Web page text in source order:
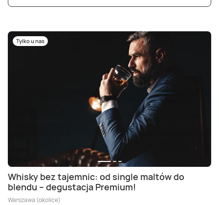
Tylko u nas
Whisky bez tajemnic: od single maltów do
blendu – degustacja Premium!
Warszawa (okolice)